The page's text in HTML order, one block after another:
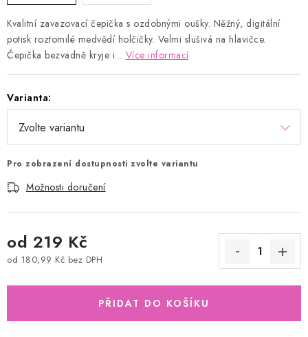
Kvalitní zavazovací čepička s ozdobnými oušky. Něžný, digitální
potisk roztomilé medvědí holčičky. Velmi slušivá na hlavičce.
Čepička bezvadně kryje i... Více informací
Varianta:
Pro zobrazení dostupnosti zvolte variantu
Možnosti doručení
od 219 Kč
od 180,99 Kč bez DPH
PŘIDAT DO KOŠÍKU